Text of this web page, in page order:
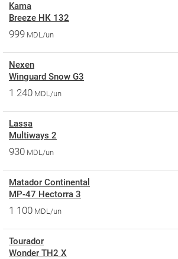
Kama
Breeze НК 132
999 MDL/un
Nexen
Winguard Snow G3
1 240 MDL/un
Lassa
Multiways 2
930 MDL/un
Matador Continental
MP-47 Hectorra 3
1 100 MDL/un
Tourador
Wonder TH2 X